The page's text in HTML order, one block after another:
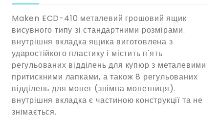
Maken ECD-410 металевий грошовий ящик
висувного типу зі стандартними розмірами.
внутрішня вкладка ящика виготовлена з
ударостійкого пластику і містить п'ять
регульованих відділень для купюр з металевими
притискними лапками, а також 8 регульованих
відділень для монет (знімна монетниця).
внутрішня вкладка є частиною конструкції та не
знімається.